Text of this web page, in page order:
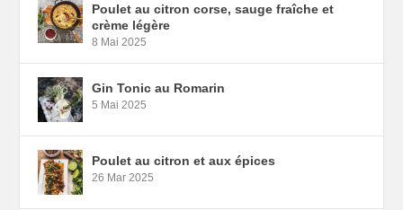
Poulet au citron corse, sauge fraîche et
crème légère
8 Mai 2025
Gin Tonic au Romarin
5 Mai 2025
Poulet au citron et aux épices
26 Mar 2025